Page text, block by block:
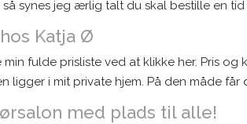
så synes jeg ærlig talt du skal bestille en tid
Katja Ø
min fulde prisliste ved at klikke her. Pris
ligger i mit private hjem. På den måde
med plads til alle!